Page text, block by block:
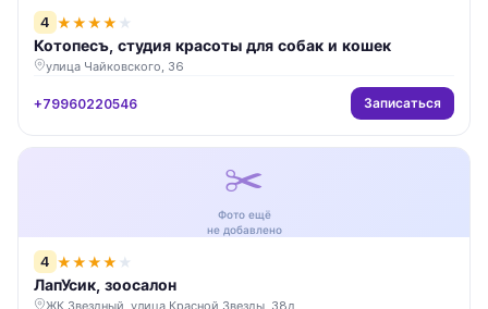
4 ★★★★ ★
Котопесъ, студия красоты для собак и кошек
улица Чайковского, 36
+79960220546 Записаться
✂️
Фото ещё
не добавлено
4 ★★★★ ★
ЛапУсик, зоосалон
ЖК Звездный, улица Красной Звезды, 38д